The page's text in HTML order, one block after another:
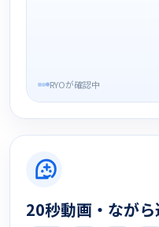
RYOが確認中
20秒動画・ながら